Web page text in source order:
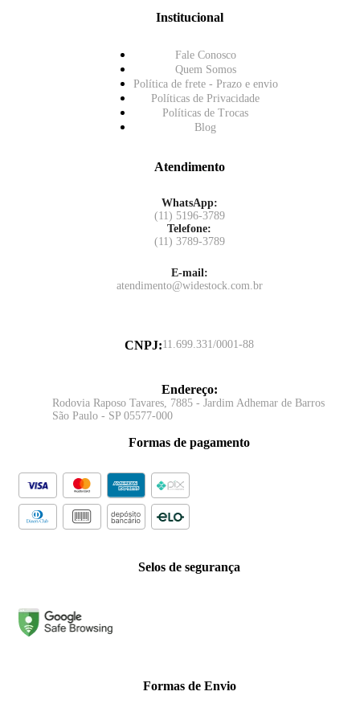
Institucional
Fale Conosco
Quem Somos
Política de frete - Prazo e envio
Políticas de Privacidade
Políticas de Trocas
Blog
Atendimento
WhatsApp:
(11) 5196-3789
Telefone:
(11) 3789-3789
E-mail:
atendimento@widestock.com.br
CNPJ:11.699.331/0001-88
Endereço:
Rodovia Raposo Tavares, 7885 - Jardim Adhemar de Barros
São Paulo - SP 05577-000
Formas de pagamento
Selos de segurança
Formas de Envio